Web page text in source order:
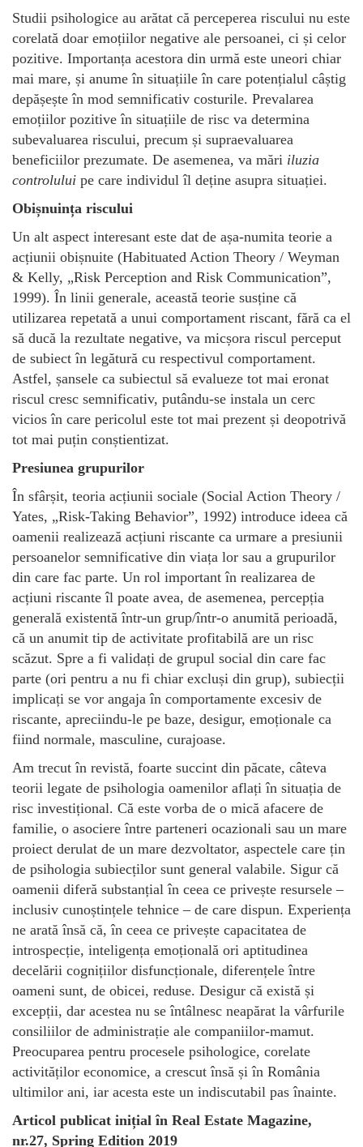
Studii psihologice au arătat că perceperea riscului nu este
corelată doar emoțiilor negative ale persoanei, ci și celor
pozitive. Importanța acestora din urmă este uneori chiar
mai mare, și anume în situațiile în care potențialul câștig
depășește în mod semnificativ costurile. Prevalarea
emoțiilor pozitive în situațiile de risc va determina
subevaluarea riscului, precum și supraevaluarea
beneficiilor prezumate. De asemenea, va mări iluzia
controlului pe care individul îl deține asupra situației.
Obișnuința riscului
Un alt aspect interesant este dat de așa-numita teorie a
acțiunii obișnuite (Habituated Action Theory / Weyman
& Kelly, „Risk Perception and Risk Communication”,
1999). În linii generale, această teorie susține că
utilizarea repetată a unui comportament riscant, fără ca el
să ducă la rezultate negative, va micșora riscul perceput
de subiect în legătură cu respectivul comportament.
Astfel, șansele ca subiectul să evalueze tot mai eronat
riscul cresc semnificativ, putându-se instala un cerc
vicios în care pericolul este tot mai prezent și deopotrivă
tot mai puțin conștientizat.
Presiunea grupurilor
În sfârșit, teoria acțiunii sociale (Social Action Theory /
Yates, „Risk-Taking Behavior”, 1992) introduce ideea că
oamenii realizează acțiuni riscante ca urmare a presiunii
persoanelor semnificative din viața lor sau a grupurilor
din care fac parte. Un rol important în realizarea de
acțiuni riscante îl poate avea, de asemenea, percepția
generală existentă într-un grup/într-o anumită perioadă,
că un anumit tip de activitate profitabilă are un risc
scăzut. Spre a fi validați de grupul social din care fac
parte (ori pentru a nu fi chiar excluși din grup), subiecții
implicați se vor angaja în comportamente excesiv de
riscante, apreciindu-le pe baze, desigur, emoționale ca
fiind normale, masculine, curajoase.
Am trecut în revistă, foarte succint din păcate, câteva
teorii legate de psihologia oamenilor aflați în situația de
risc investițional. Că este vorba de o mică afacere de
familie, o asociere între parteneri ocazionali sau un mare
proiect derulat de un mare dezvoltator, aspectele care țin
de psihologia subiecților sunt general valabile. Sigur că
oamenii diferă substanțial în ceea ce privește resursele –
inclusiv cunoștințele tehnice – de care dispun. Experiența
ne arată însă că, în ceea ce privește capacitatea de
introspecție, inteligența emoțională ori aptitudinea
decelării cognițiilor disfuncționale, diferențele între
oameni sunt, de obicei, reduse. Desigur că există și
excepții, dar acestea nu se întâlnesc neapărat la vârfurile
consiliilor de administrație ale companiilor-mamut.
Preocuparea pentru procesele psihologice, corelate
activităților economice, a crescut însă și în România
ultimilor ani, iar acesta este un indiscutabil pas înainte.
Articol publicat inițial în Real Estate Magazine,
nr.27, Spring Edition 2019